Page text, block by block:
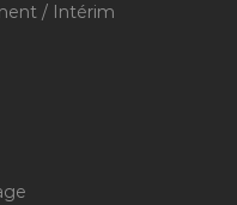
/ Intérim